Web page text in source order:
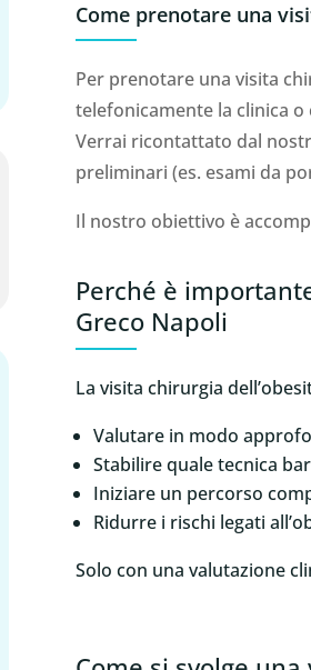
Come prenotare una
Per prenotare una visita
telefonicamente la clinica
Verrai ricontattato dal
preliminari (es. esami da
Il nostro obiettivo è
Perché è
Greco Napoli
La visita chirurgia
Valutare in modo
Stabilire quale tecnica
Iniziare un percorso
Ridurre i rischi legati
Solo con una valutazione